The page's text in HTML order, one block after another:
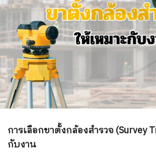
การเลือกขาตั้งกล้องสำรวจ (Survey
กับงาน